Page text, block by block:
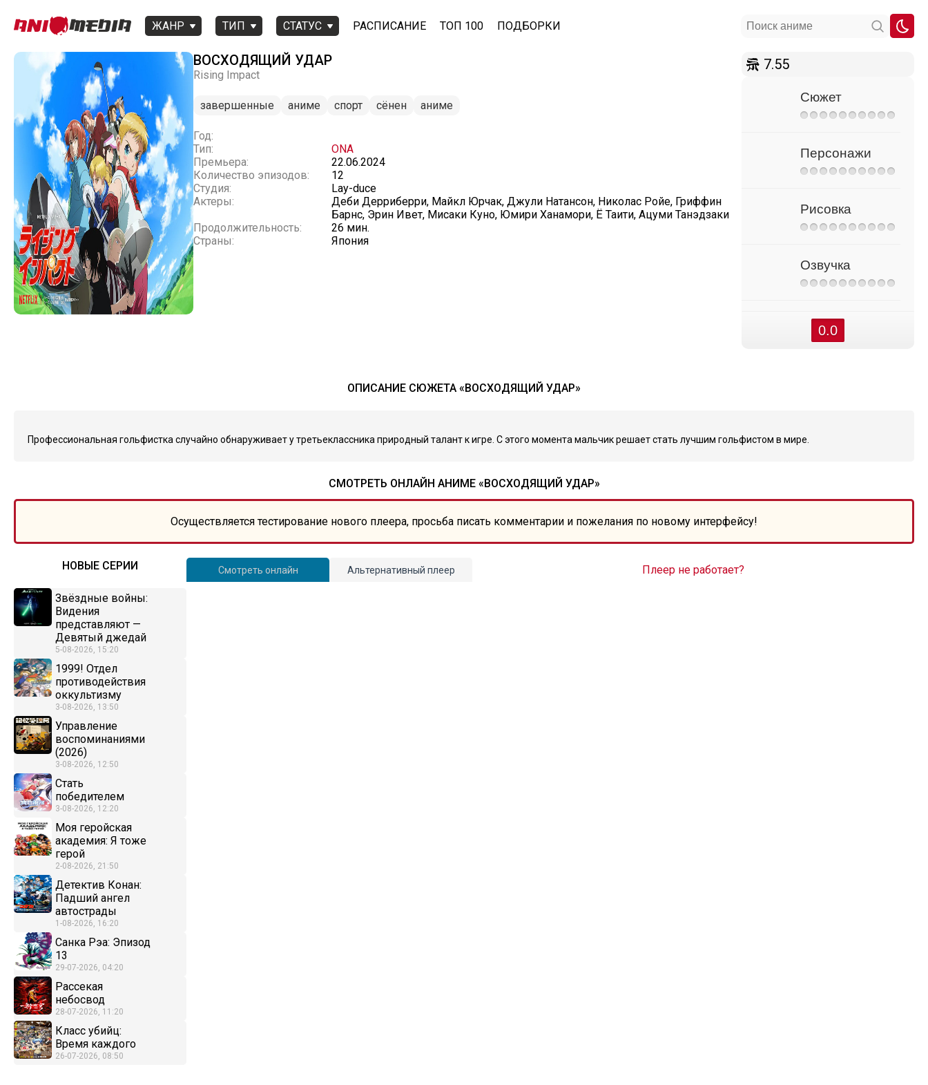
ЖАНР ТИП СТАТУС РАСПИСАНИЕ ТОП 100 ПОДБОРКИ
ВОСХОДЯЩИЙ УДАР
Rising Impact
завершенные аниме спорт сёнен аниме
Год:
Тип:
ONA
Премьера:
22.06.2024
Количество эпизодов:
12
Студия:
Lay-duce
Актеры:
Деби Дерриберри, Майкл Юрчак, Джули Натансон, Николас Ройе, Гриффин
Барнс, Эрин Ивет, Мисаки Куно, Юмири Ханамори, Ё Таити, Ацуми Танэдзаки
Продолжительность:
26 мин.
Страны:
Япония
7.55
Сюжет
Персонажи
Рисовка
Озвучка
0.0
ОПИСАНИЕ СЮЖЕТА «ВОСХОДЯЩИЙ УДАР»
Профессиональная гольфистка случайно обнаруживает у третьеклассника природный талант к игре. С этого момента мальчик решает стать лучшим гольфистом в мире.
СМОТРЕТЬ ОНЛАЙН АНИМЕ «ВОСХОДЯЩИЙ УДАР»
Осуществляется тестирование нового плеера, просьба писать комментарии и пожелания по новому интерфейсу!
НОВЫЕ СЕРИИ
Звёздные войны:
Видения
представляют —
Девятый джедай
5-08-2026, 15:20
1999! Отдел
противодействия
оккультизму
3-08-2026, 13:50
Управление
воспоминаниями
(2026)
3-08-2026, 12:50
Стать
победителем
3-08-2026, 12:20
Моя геройская
академия: Я тоже
герой
2-08-2026, 21:50
Детектив Конан:
Падший ангел
автострады
1-08-2026, 16:20
Санка Рэа: Эпизод
13
29-07-2026, 04:20
Рассекая
небосвод
28-07-2026, 11:20
Класс убийц:
Время каждого
26-07-2026, 08:50
Смотреть онлайн Альтернативный плеер Плеер не работает?